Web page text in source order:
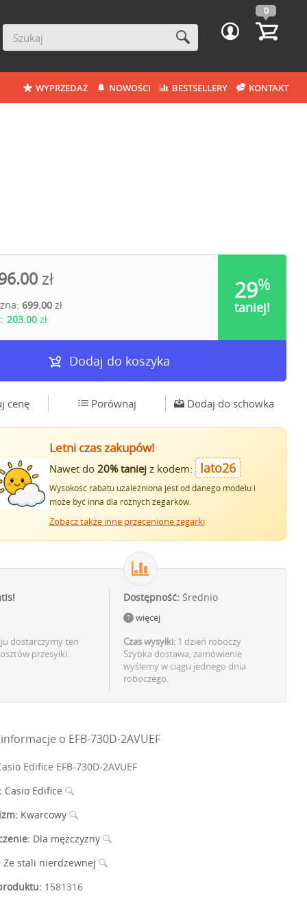
0
WYPRZEDAŻ NOWOŚCI BESTSELLERY KONTAKT
zł
699.00zł
203.00zł
29%
taniej!
Dodaj do koszyka
cenę Porównaj Dodaj do schowka
Letni czas zakupów!
Nawet do 20% taniejz kodem: lato26
Wysokość rabatu uzależniona jest od danego modelu i
może być inna dla różnych zegarków.
Zobacz także inne przecenione zegarki
dostarczymy ten
przesyłki.
Dostępność:Średnio
więcej
Czas wysyłki: 1 dzień roboczy
Szybka dostawa, zamówienie
wyślemy w ciągu jednego dnia
roboczego.
o EFB-730D-2AVUEF
Edifice EFB-730D-2AVUEF
Casio Edifice
Kwarcowy
Dla mężczyzny
Ze stali nierdzewnej
1581316